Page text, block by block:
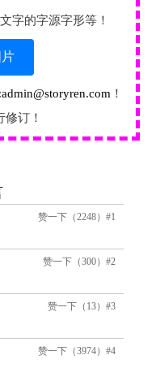
字的字源字形等！
admin@storyren.com ！
订！